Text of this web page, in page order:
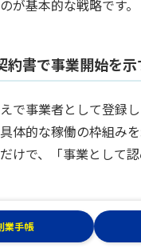
が基本的な戦略です。
約書で事業開始を示
で事業者として登録
体的な稼働の枠組み
けで、「事業として
せて「青色申告承認
。 期限内に申請し、
業手帳